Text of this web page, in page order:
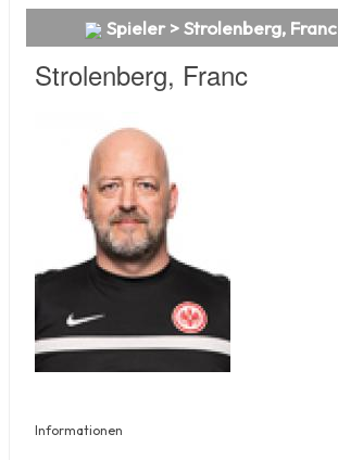
Spieler > Strolenberg, Franc
Strolenberg, Franc
Informationen